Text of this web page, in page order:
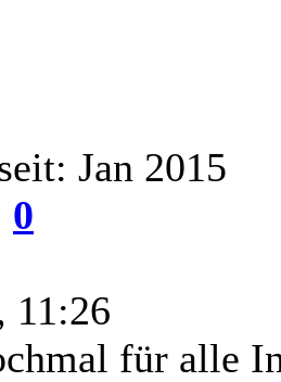
Jan 2015
0
11:26
für alle